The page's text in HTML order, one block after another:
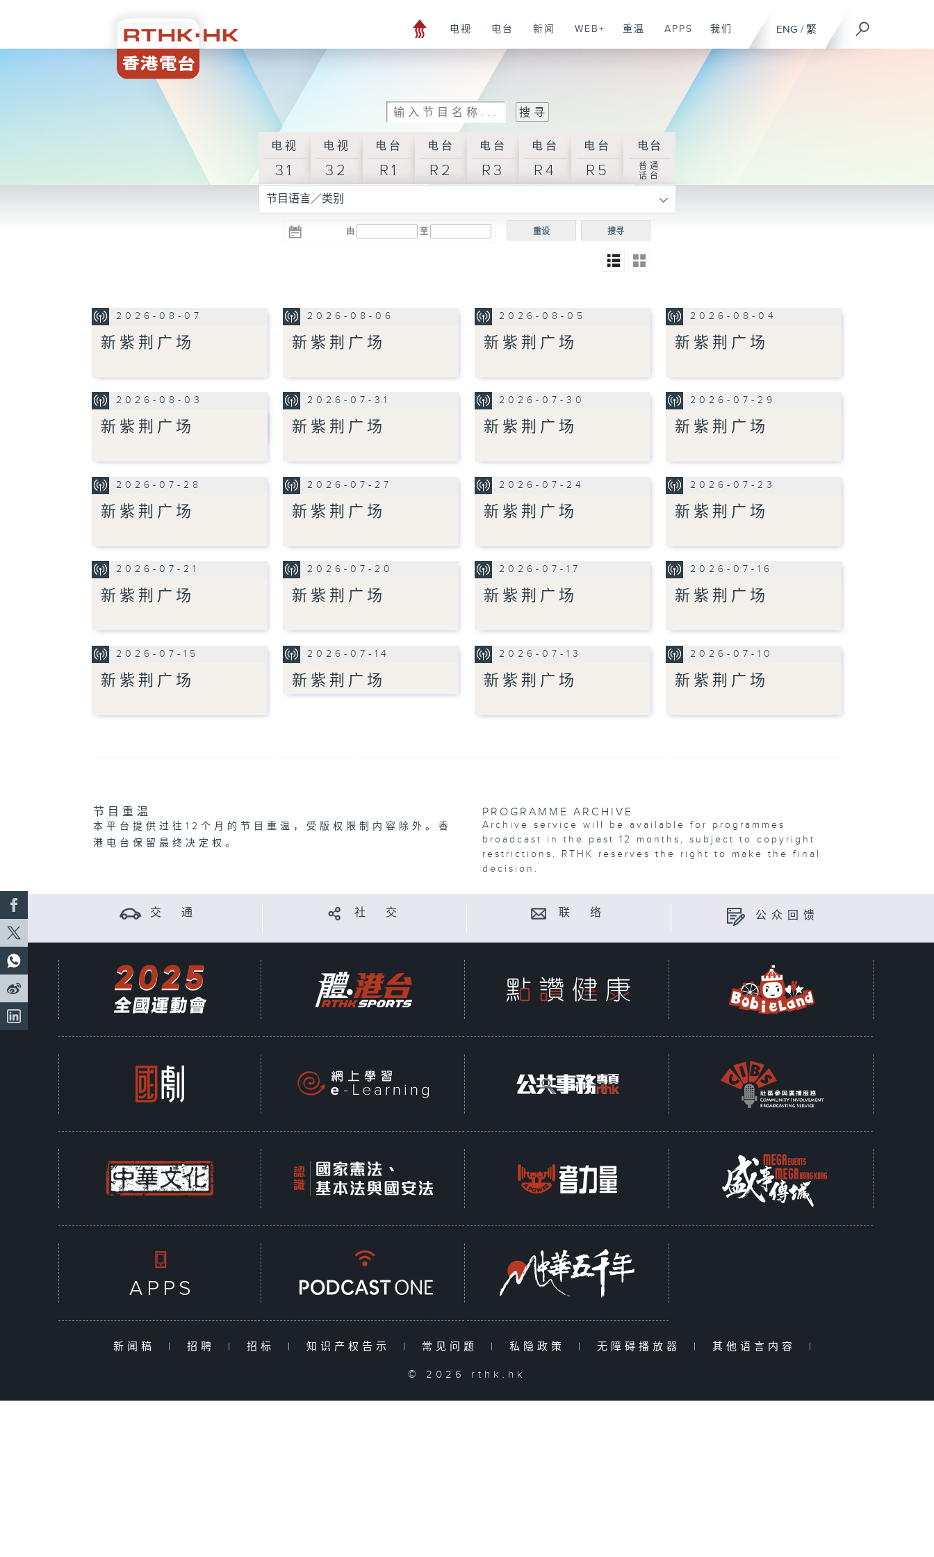
ENG / 繁
电视 电台 新闻 WEB+ 重温 APPS 我们
电视
31
电视
32
电台
R1
电台
R2
电台
R3
电台
R4
电台
R5
电台
普通
话台
节目语言／类别
由 至 搜寻
重设
2026-08-07
新紫荆广场
2026-08-06
新紫荆广场
2026-08-05
新紫荆广场
2026-08-04
新紫荆广场
2026-08-03
新紫荆广场
2026-07-31
新紫荆广场
2026-07-30
新紫荆广场
2026-07-29
新紫荆广场
2026-07-28
新紫荆广场
2026-07-27
新紫荆广场
2026-07-24
新紫荆广场
2026-07-23
新紫荆广场
2026-07-21
新紫荆广场
2026-07-20
新紫荆广场
2026-07-17
新紫荆广场
2026-07-16
新紫荆广场
2026-07-15
新紫荆广场
2026-07-14
新紫荆广场
2026-07-13
新紫荆广场
2026-07-10
新紫荆广场
节目重温
本平台提供过往12个月的节目重温，受版权限制内容除外。香
港电台保留最终决定权。
PROGRAMME ARCHIVE
Archive service will be available for programmes
broadcast in the past 12 months, subject to copyright
restrictions. RTHK reserves the right to make the final
decision.
交 通 社 交 联 络 公众回馈
新闻稿 | 招聘 | 招标 | 知识产权告示 | 常见问题 | 私隐政策 | 无障碍播放器 | 其他语言内容 |
© 2026 rthk.hk